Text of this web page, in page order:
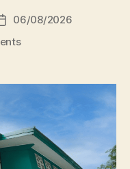
Post
date
06/08/2026
on
Terpilih
Rumah
KPDI
XIX